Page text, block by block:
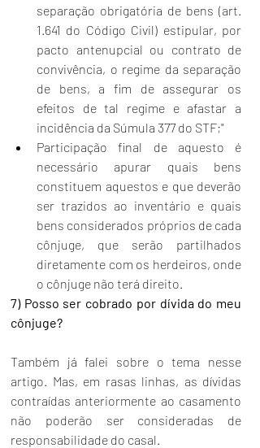
separação obrigatória de bens (art.
1.641 do Código Civil) estipular, por
pacto antenupcial ou contrato de
convivência, o regime da separação
de bens, a fim de assegurar os
efeitos de tal regime e afastar a
incidência da Súmula 377 do STF;"
Participação final de aquesto é
necessário apurar quais bens
constituem aquestos e que deverão
ser trazidos ao inventário e quais
bens considerados próprios de cada
cônjuge, que serão partilhados
diretamente com os herdeiros, onde
o cônjuge não terá direito.
7) Posso ser cobrado por dívida do meu
cônjuge?
Também já falei sobre o tema nesse
artigo . Mas, em rasas linhas, as dívidas
contraídas anteriormente ao casamento
não poderão ser consideradas de
responsabilidade do casal.